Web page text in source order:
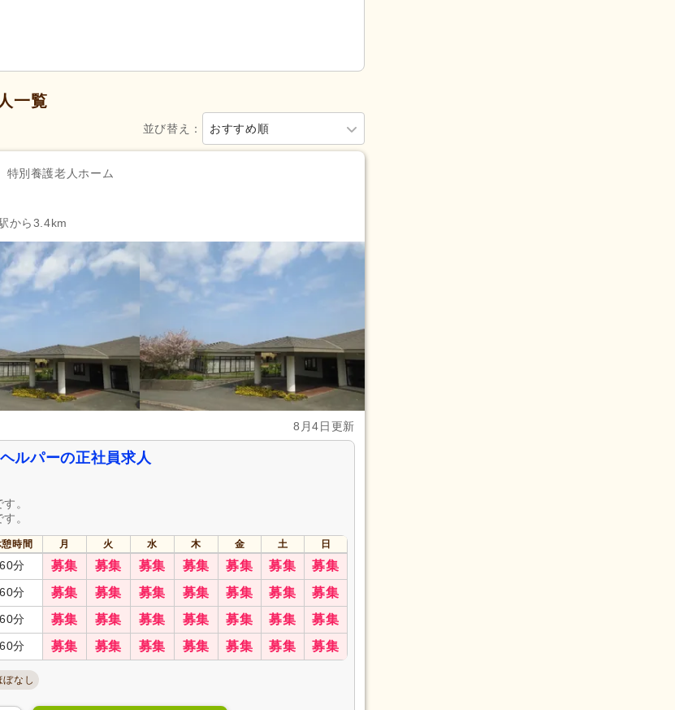
フト制(12)
午後のみ可 (2)
シフト相談可(31)
）(9)
週休2日(5)
産休あり
会保険完備(30) 研修制度あり(31)
給あり(31) 復職支援あり(5)
住宅手当(10) 資格取得支援あり(7)
動車通勤可
一覧
並び替え： おすすめ順
特別養護老人ホーム
から3.4km
8月4日更新
ルパーの正社員求人
。
。
憩時間 月 火 水 木 金 土 日
60分 募集 募集 募集 募集 募集 募集 募集
60分 募集 募集 募集 募集 募集 募集 募集
60分 募集 募集 募集 募集 募集 募集 募集
60分 募集 募集 募集 募集 募集 募集 募集
ぼなし